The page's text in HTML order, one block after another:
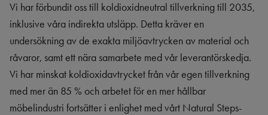
Vi har förbundit oss till koldioxidneutral tillverkning till 2035,
inklusive våra indirekta utsläpp. Detta kräver en
undersökning av de exakta miljöavtrycken av material och
råvaror, samt ett nära samarbete med vår leverantörskedja.
Vi har minskat koldioxidavtrycket från vår egen tillverkning
med mer än 85 % och arbetet för en mer hållbar
möbelindustri fortsätter i enlighet med vårt Natural Steps-